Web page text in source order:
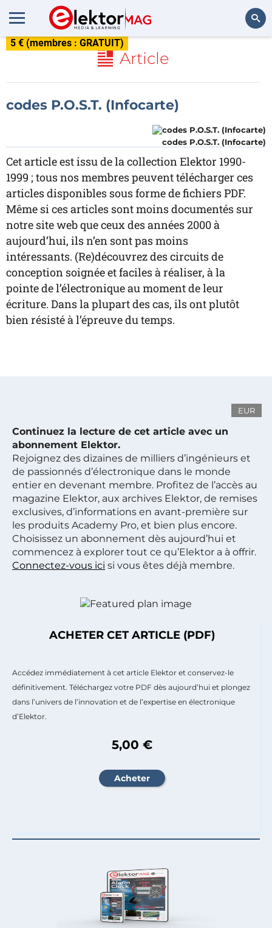
5 € (membres : GRATUIT)
Article
codes P.O.S.T. (Infocarte)
codes P.O.S.T. (Infocarte)
Cet article est issu de la collection Elektor 1990-
1999 ; tous nos membres peuvent télécharger ces
articles disponibles sous forme de fichiers PDF.
Même si ces articles sont moins documentés sur
notre site web que ceux des années 2000 à
aujourd’hui, ils n’en sont pas moins
intéressants. (Re)découvrez des circuits de
conception soignée et faciles à réaliser, à la
pointe de l’électronique au moment de leur
écriture. Dans la plupart des cas, ils ont plutôt
bien résisté à l’épreuve du temps.
EUR
Continuez la lecture de cet article avec un
abonnement Elektor.
Rejoignez des dizaines de milliers d’ingénieurs et
de passionnés d’électronique dans le monde
entier en devenant membre. Profitez de l’accès au
magazine Elektor, aux archives Elektor, de remises
exclusives, d’informations en avant-première sur
les produits Academy Pro, et bien plus encore.
Choisissez un abonnement dès aujourd’hui et
commencez à explorer tout ce qu’Elektor a à offrir.
Connectez-vous ici si vous êtes déjà membre.
ACHETER CET ARTICLE (PDF)
Accédez immédiatement à cet article Elektor et conservez-le
définitivement. Téléchargez votre PDF dès aujourd’hui et plongez
dans l’univers de l’innovation et de l’expertise en électronique
d’Elektor.
5,00 €